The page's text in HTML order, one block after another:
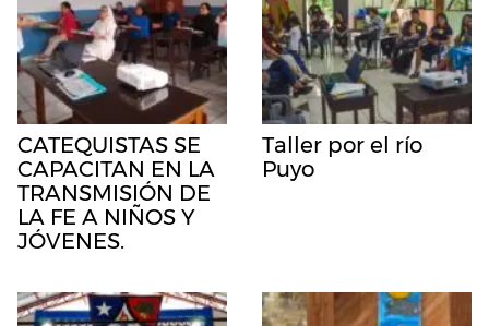
CATEQUISTAS SE
CAPACITAN EN LA
TRANSMISIÓN DE
LA FE A NIÑOS Y
JÓVENES.
Taller por el río
Puyo